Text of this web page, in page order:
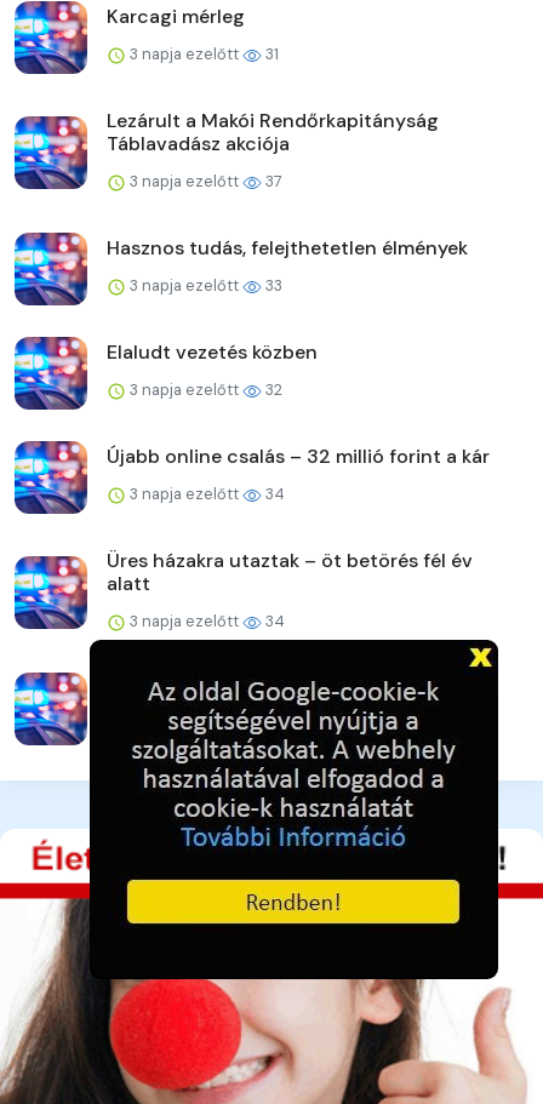
Karcagi mérleg
3 napja ezelőtt 31
Lezárult a Makói Rendőrkapitányság
Táblavadász akciója
3 napja ezelőtt 37
Hasznos tudás, felejthetetlen élmények
3 napja ezelőtt 33
Elaludt vezetés közben
3 napja ezelőtt 32
Újabb online csalás – 32 millió forint a kár
3 napja ezelőtt 34
Üres házakra utaztak – öt betörés fél év
alatt
3 napja ezelőtt 34
Vigyázat! Újra támadnak az online csalók!
3 napja ezelőtt 36